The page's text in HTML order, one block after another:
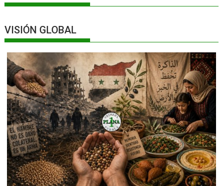
VISIÓN GLOBAL